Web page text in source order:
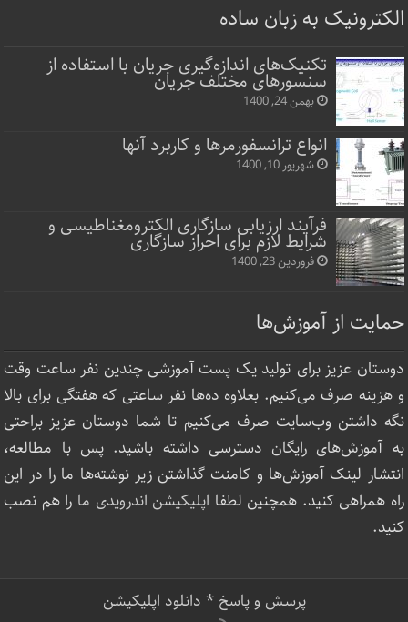
الکترونیک به زبان ساده
تکنیک‌های اندازه‌گیری جریان با استفاده از
سنسورهای مختلف جریان
بهمن 24, 1400
انواع ترانسفورمرها و کاربرد آنها
شهریور 10, 1400
فرآیند ارزیابی سازگاری الکترومغناطیسی و
شرایط لازم برای احراز سازگاری
فروردین 23, 1400
حمایت از آموزش‌ها
دوستان عزیز برای تولید یک پست آموزشی چندین نفر ساعت‌ وقت
و هزینه صرف می‌کنیم. بعلاوه ده‌ها نفر ساعتی که هفتگی برای بالا
نگه داشتن وب‌سایت صرف ‌می‌کنیم تا شما دوستان عزیز براحتی
به آموزش‌های رایگان دسترسی داشته باشید. پس با مطالعه،
انتشار لینک‌ آموزش‌ها و کامنت گذاشتن زیر نوشته‌‌ها ما را در این
راه همراهی کنید. همچنین لطفا اپلیکیشن اندرویدی ما را هم نصب
کنید.
پرسش و پاسخ* دانلود اپلیکیشن